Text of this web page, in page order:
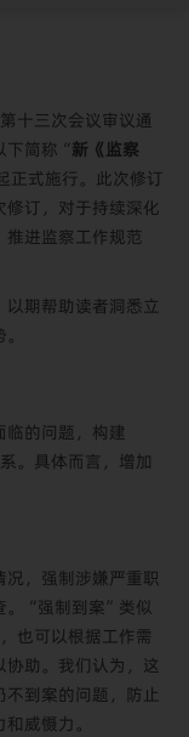
十三次会议审议通
下简称“新《监察
正式施行。此次修订
订，对于持续深化
推进监察工作规范
期帮助读者洞悉立
临的问题，构建
。具体而言，增加
，强制涉嫌严重职
。“强制到案”类似
也可以根据工作需
助。我们认为，这
到案的问题，防止
威慑力。